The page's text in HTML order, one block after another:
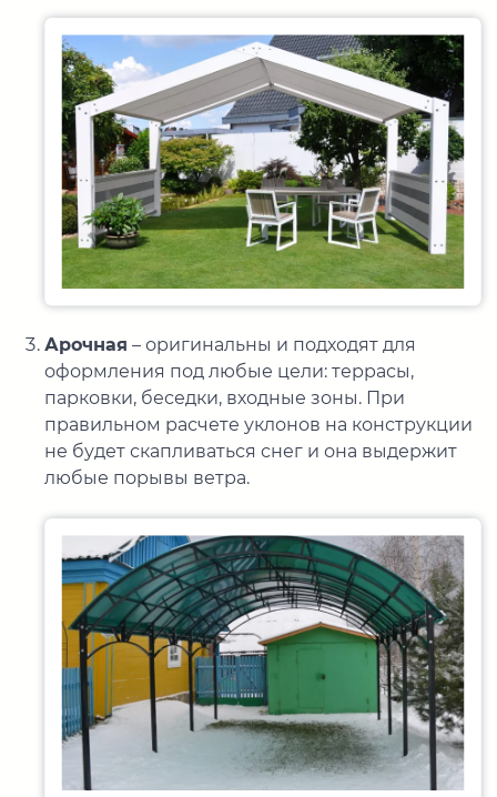
Арочная – оригинальны и подходят для
оформления под любые цели: террасы,
парковки, беседки, входные зоны. При
правильном расчете уклонов на конструкции
не будет скапливаться снег и она выдержит
любые порывы ветра.